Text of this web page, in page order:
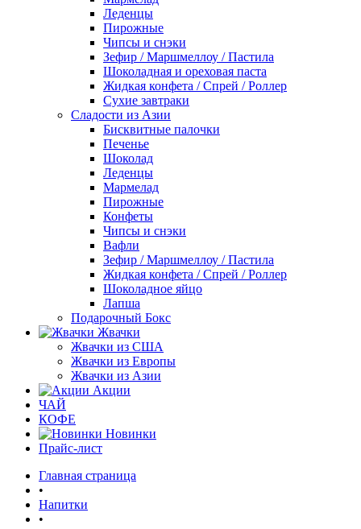
Леденцы
Пирожные
Чипсы и снэки
Зефир / Маршмеллоу / Пастила
Шоколадная и ореховая паста
Жидкая конфета / Спрей / Роллер
Сухие завтраки
Сладости из Азии
Бисквитные палочки
Печенье
Шоколад
Леденцы
Мармелад
Пирожные
Конфеты
Чипсы и снэки
Вафли
Зефир / Маршмеллоу / Пастила
Жидкая конфета / Спрей / Роллер
Шоколадное яйцо
Лапша
Подарочный Бокс
Жвачки
Жвачки из США
Жвачки из Европы
Жвачки из Азии
Акции
ЧАЙ
КОФЕ
Новинки
Прайс-лист
Главная страница
•
Напитки
•